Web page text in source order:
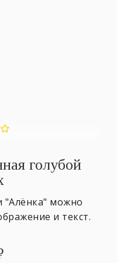
голубой
"Алёнка" можно
и текст.